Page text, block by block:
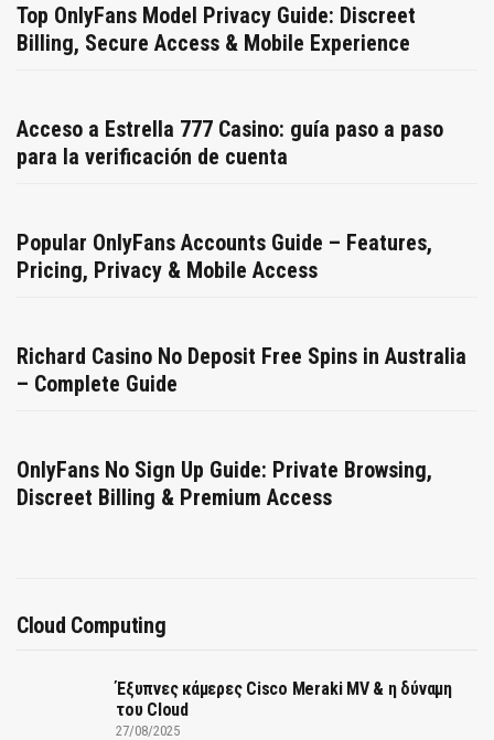
Top OnlyFans Model Privacy Guide: Discreet
Billing, Secure Access & Mobile Experience
Acceso a Estrella 777 Casino: guía paso a paso
para la verificación de cuenta
Popular OnlyFans Accounts Guide – Features,
Pricing, Privacy & Mobile Access
Richard Casino No Deposit Free Spins in Australia
– Complete Guide
OnlyFans No Sign Up Guide: Private Browsing,
Discreet Billing & Premium Access
Cloud Computing
Έξυπνες κάμερες Cisco Meraki MV & η δύναμη
του Cloud
27/08/2025